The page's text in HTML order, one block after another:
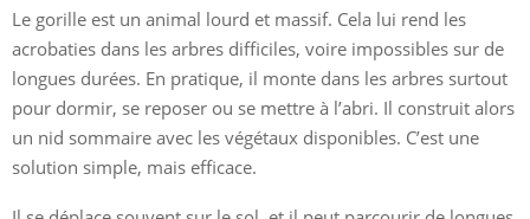
Le gorille est un animal lourd et massif. Cela lui rend les
acrobaties dans les arbres difficiles, voire impossibles sur de
longues durées. En pratique, il monte dans les arbres surtout
pour dormir, se reposer ou se mettre à l’abri. Il construit alors
un nid sommaire avec les végétaux disponibles. C’est une
solution simple, mais efficace.